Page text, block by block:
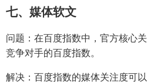
七、媒体软文
问题：在百度指数中，官方核心
竞争对手的百度指数。
解决：百度指数的媒体关注度可